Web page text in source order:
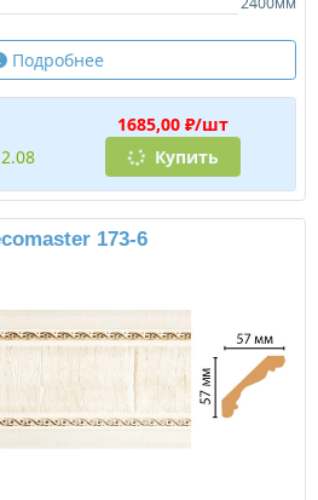
Подробнее
1685,00 ₽/шт
Купить
173-6